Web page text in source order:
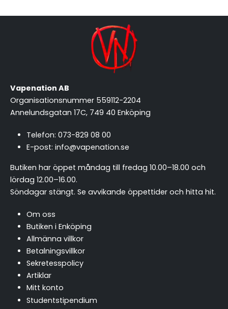
Vapenation AB
Organisationsnummer 559112-2204
Annelundsgatan 17C, 749 40 Enköping
Telefon: 073-829 08 00
E-post: info@vapenation.se
Butiken har öppet måndag till fredag 10.00–18.00 och
lördag 12.00–16.00.
Söndagar stängt. Se avvikande öppettider och hitta hit.
Om oss
Butiken i Enköping
Allmänna villkor
Betalningsvillkor
Sekretesspolicy
Artiklar
Mitt konto
Studentstipendium